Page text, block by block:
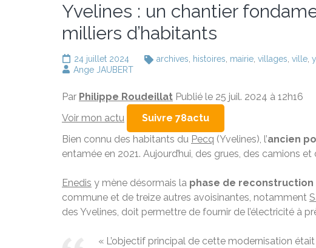
Yvelines : un chantier
milliers d’habitants
24 juillet 2024 archives histoires mairie villages ville
Ange JAUBERT
Par Philippe Roudeillat Publié le 25 juil. 2024 à 12h16
Voir mon actu
Suivre 78actu
Bien connu des habitants du Pecq (Yvelines), l’ancien
entamée en 2021. Aujourd’hui, des grues, des camions
Enedis y mène désormais la phase de
commune et de treize autres avoisinantes, notamment
des Yvelines, doit permettre de fournir de l’électricité à
« L’objectif principal de cette modernisation